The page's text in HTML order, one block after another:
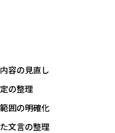
容の見直し
の整理
囲の明確化
文言の整理